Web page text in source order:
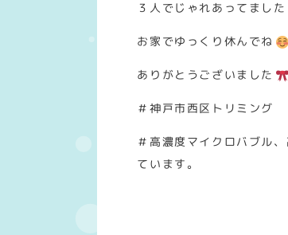
３人でじゃれあってました
お家でゆっくり休んでね
ありがとうございました
＃神戸市西区トリミング
＃高濃度マイクロバブル
ています。